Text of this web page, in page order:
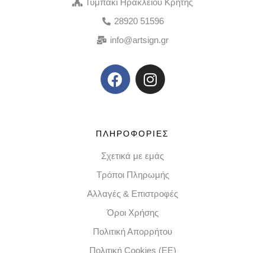
Τυμπάκι Ηρακλείου Κρήτης
28920 51596
info@artsign.gr
ΠΛΗΡΟΦΟΡΙΕΣ
Σχετικά με εμάς
Τρόποι Πληρωμής
Αλλαγές & Επιστροφές
Όροι Χρήσης
Πολιτική Απορρήτου
Πολιτική Cookies (EE)